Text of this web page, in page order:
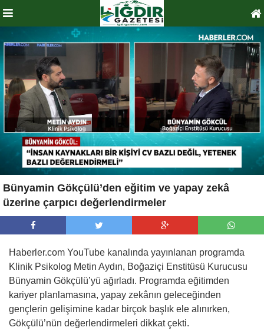
Bünyamin Gökçülü’den eğitim ve yapay zekâ
üzerine çarpıcı değerlendirmeler
Haberler.com YouTube kanalında yayınlanan programda
Klinik Psikolog Metin Aydın, Boğaziçi Enstitüsü Kurucusu
Bünyamin Gökçülü’yü ağırladı. Programda eğitimden
kariyer planlamasına, yapay zekânın geleceğinden
gençlerin gelişimine kadar birçok başlık ele alınırken,
Gökçülü’nün değerlendirmeleri dikkat çekti.